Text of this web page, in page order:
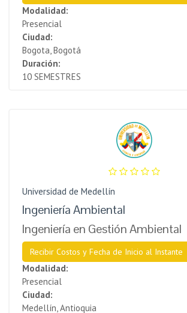
Modalidad:
Presencial
Ciudad:
Bogota, Bogotá
Duración:
10 SEMESTRES
Universidad de Medellín
Ingeniería Ambiental
Ingeniería en Gestión Ambiental
Recibir Costos y Fecha de Inicio al Instante
Modalidad:
Presencial
Ciudad:
Medellín, Antioquia